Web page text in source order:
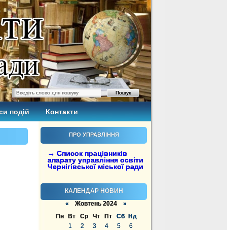
подій Контакти
ПРО УПРАВЛІННЯ
→ Список працівників
апарату управління освіти
Чернігівської міської ради
КАЛЕНДАР НОВИН
« Жовтень 2024 »
Пн
Вт Ср Чт Пт Сб
Нд
1
2 3 4 5
6